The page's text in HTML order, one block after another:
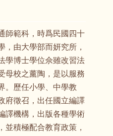
師範科，時爲民國四十
，由大學部而妍究所，
學博士學位佘雖改習法
母校之薰陶，是以服務
。歷任小學、中學教
府徵召，出任國立編譯
譯機構，出版各種學術
並積極配合教育政策，